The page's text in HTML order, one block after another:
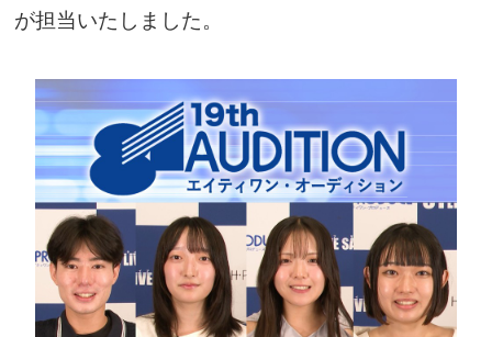
が担当いたしました。